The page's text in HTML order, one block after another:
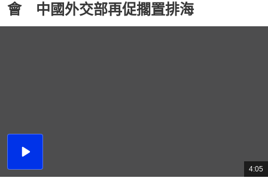
會 中國外交部再促擱置排海
播
總
共
4:05